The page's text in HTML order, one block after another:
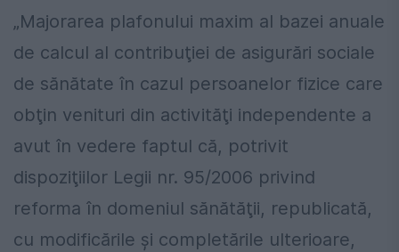
„Majorarea plafonului maxim al bazei anuale
de calcul al contribuţiei de asigurări sociale
de sănătate în cazul persoanelor fizice care
obţin venituri din activităţi independente a
avut în vedere faptul că, potrivit
dispoziţiilor Legii nr. 95/2006 privind
reforma în domeniul sănătăţii, republicată,
cu modificările şi completările ulterioare,